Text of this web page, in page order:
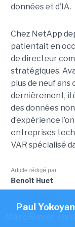
Romain
Marc Royer
données et d’IA.
Chez NetApp
patientait en
de directeur
stratégiques.
plus de neuf ans
dernièrement, il
des données
d’expérience
entreprises
VAR spécialisé
Article rédigé par
Benoît Huet
Cet
Paul